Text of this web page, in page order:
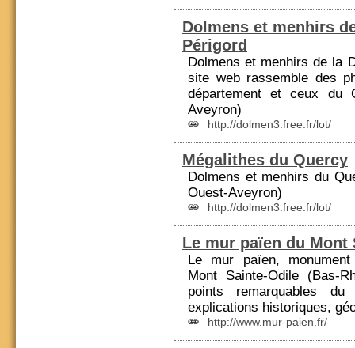
Dolmens et menhirs
Périgord
Dolmens et menhirs de la
site web rassemble des
département et ceux du
Aveyron)
http://dolmen3.free.fr/lot/
Mégalithes du Quercy
Dolmens et menhirs du
Ouest-Aveyron)
http://dolmen3.free.fr/lot/
Le mur païen du Mont
Le mur païen,
Mont Sainte-Odile (Bas-
points remarquables
explications historiques,
http://www.mur-paien.fr/